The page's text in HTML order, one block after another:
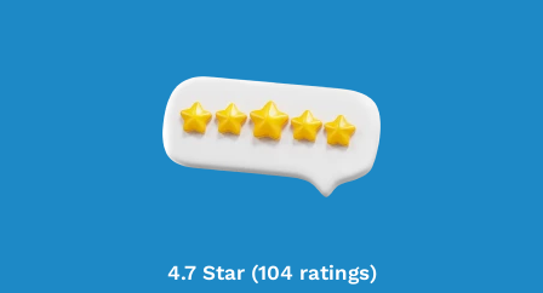
4.7 Star (104 ratings)